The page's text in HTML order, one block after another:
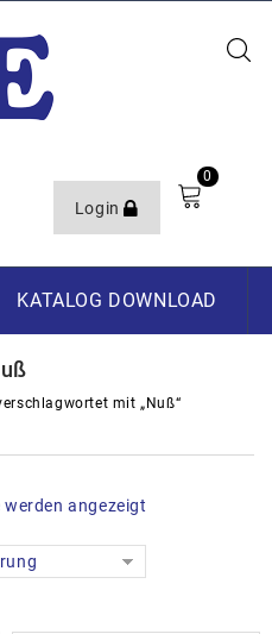
Login
0
KATALOG DOWNLOAD
mit „Nuß“
werden angezeigt